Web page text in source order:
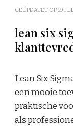
GEÜPDATET OP19
lean six
Lean Six
een mooie
praktische
als